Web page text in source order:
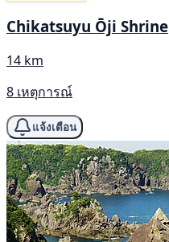
Chikatsuyu Ōji Shrine
14 km
8 เหตุการณ์
แจ้งเตือน